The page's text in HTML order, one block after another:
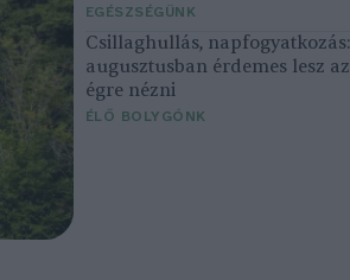
EGÉSZSÉGÜNK
Csillaghullás, napfogyatkozás:
augusztusban érdemes lesz az
égre nézni
ÉLŐ BOLYGÓNK